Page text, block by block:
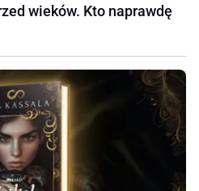
wieków. Kto naprawdę